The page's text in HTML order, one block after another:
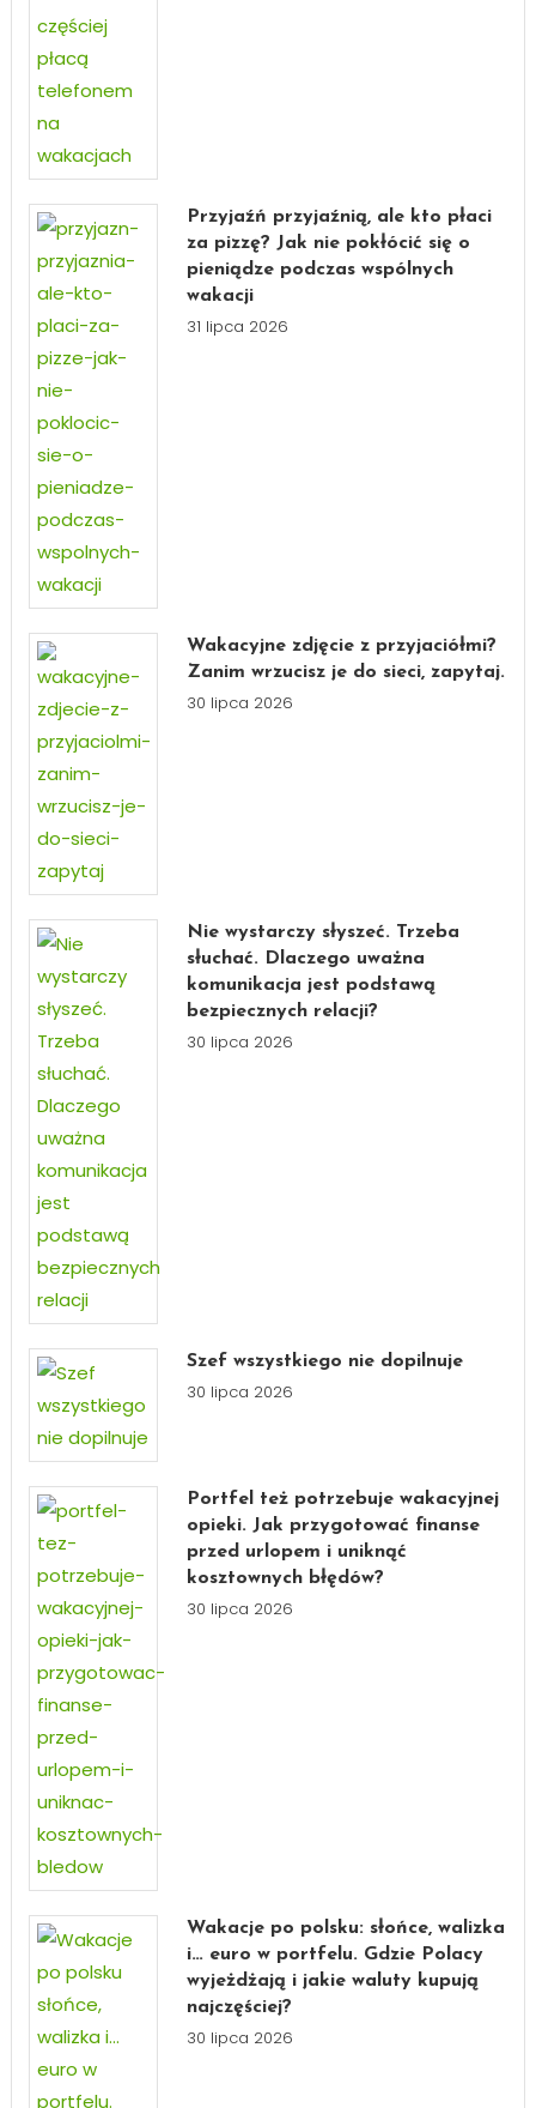
Przyjaźń przyjaźnią, ale kto płaci
za pizzę? Jak nie pokłócić się o
pieniądze podczas wspólnych
wakacji
31 lipca 2026
Wakacyjne zdjęcie z przyjaciółmi?
Zanim wrzucisz je do sieci, zapytaj.
30 lipca 2026
Nie wystarczy słyszeć. Trzeba
słuchać. Dlaczego uważna
komunikacja jest podstawą
bezpiecznych relacji?
30 lipca 2026
Szef wszystkiego nie dopilnuje
30 lipca 2026
Portfel też potrzebuje wakacyjnej
opieki. Jak przygotować finanse
przed urlopem i uniknąć
kosztownych błędów?
30 lipca 2026
Wakacje po polsku: słońce, walizka
i… euro w portfelu. Gdzie Polacy
wyjeżdżają i jakie waluty kupują
najczęściej?
30 lipca 2026